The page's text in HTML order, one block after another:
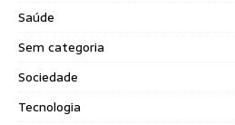
Saúde
Sem categoria
Sociedade
Tecnologia